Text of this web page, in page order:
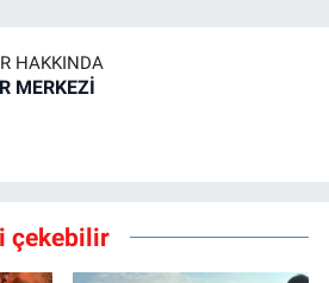
HAKKINDA
MERKEZİ
çekebilir